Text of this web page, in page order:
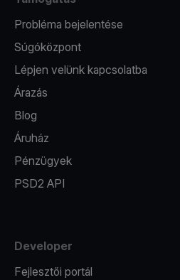
Probléma bejelentése
Súgóközpont
Lépjen velünk kapcsolatba
Árazás
Blog
Áruház
Pénzügyek
PSD2 API
Developer
Fejlesztői portál